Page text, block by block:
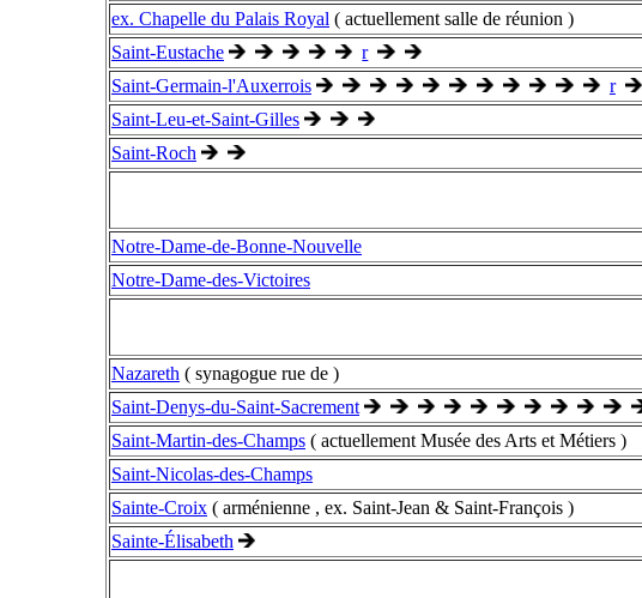
ex. Chapelle du Palais Royal ( actuellement salle de réunion )
Saint-Eustache
r
Saint-Germain-l'Auxerrois
r
Saint-Leu-et-Saint-Gilles
Saint-Roch
Notre-Dame-de-Bonne-Nouvelle
Notre-Dame-des-Victoires
Nazareth ( synagogue rue de )
Saint-Denys-du-Saint-Sacrement
Saint-Martin-des-Champs ( actuellement Musée des Arts et Métiers )
Saint-Nicolas-des-Champs
Sainte-Croix ( arménienne , ex. Saint-Jean & Saint-François )
Sainte-Élisabeth